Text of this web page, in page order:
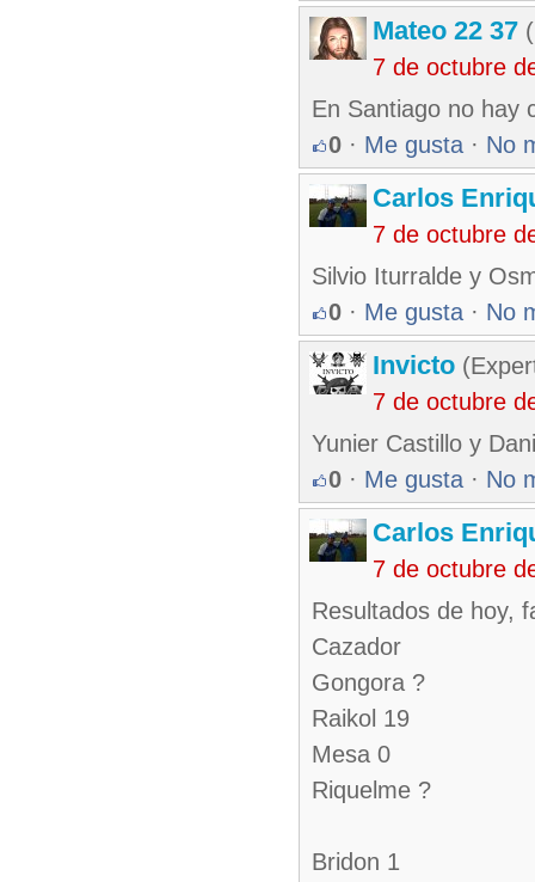
Mateo 22 37
7 de octubre
En Santiago no hay
0 · Me gusta · No
Carlos
7 de octubre
Silvio Iturralde y
0 · Me gusta · No
Invicto
7 de octubre
Yunier Castillo y
0 · Me gusta · No
Carlos
7 de octubre
Resultados de hoy,
Cazador
Gongora ?
Raikol 19
Mesa 0
Riquelme ?
Bridon 1